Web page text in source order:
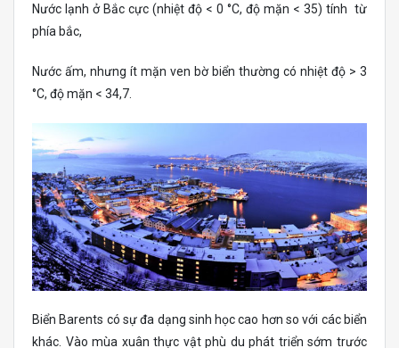
Nước lạnh ở Bắc cực (nhiệt độ < 0 °C, độ mặn < 35) tính từ
phía bắc,
Nước ấm, nhưng ít mặn ven bờ biển thường có nhiệt độ > 3
°C, độ mặn < 34,7.
Biển Barents có sự đa dạng sinh học cao hơn so với các biển
khác. Vào mùa xuân thực vật phù du phát triển sớm trước